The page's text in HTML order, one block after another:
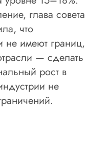
глава совета
что
не имеют границ,
— сделать
рост в
не